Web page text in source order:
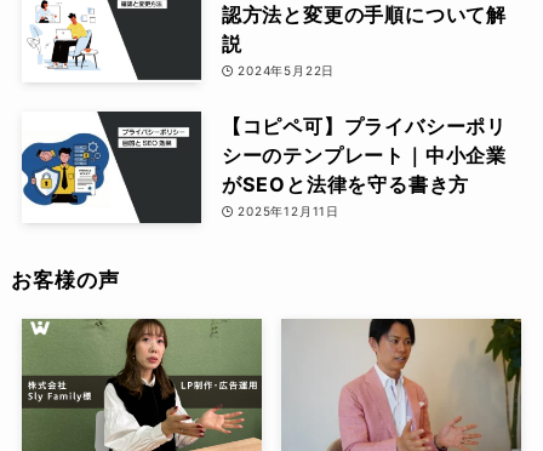
認方法と変更の手順について解
説
2024年5月22日
【コピペ可】プライバシーポリ
シーのテンプレート｜中小企業
がSEOと法律を守る書き方
2025年12月11日
お客様の声